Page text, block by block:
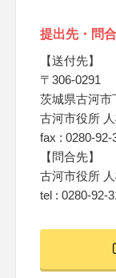
提出先・問
【送付先】
〒306-0291
茨城県古河市
古河市役所
fax : 0280-92-
【問合先】
古河市役所
tel : 0280-92-